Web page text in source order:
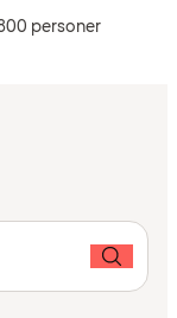
personer